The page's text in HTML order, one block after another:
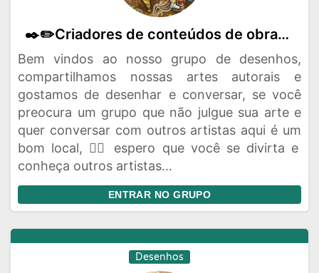
✒️✏️Criadores de conteúdos de obras artísticas(HQs-mangás-literatura)🖍️
Bem vindos ao nosso grupo de desenhos,
compartilhamos nossas artes autorais e
gostamos de desenhar e conversar, se você
preocura um grupo que não julgue sua arte e
quer conversar com outros artistas aqui é um
bom local, ✍🏻 espero que você se divirta e
conheça outros artistas…
ENTRAR NO GRUPO
Desenhos